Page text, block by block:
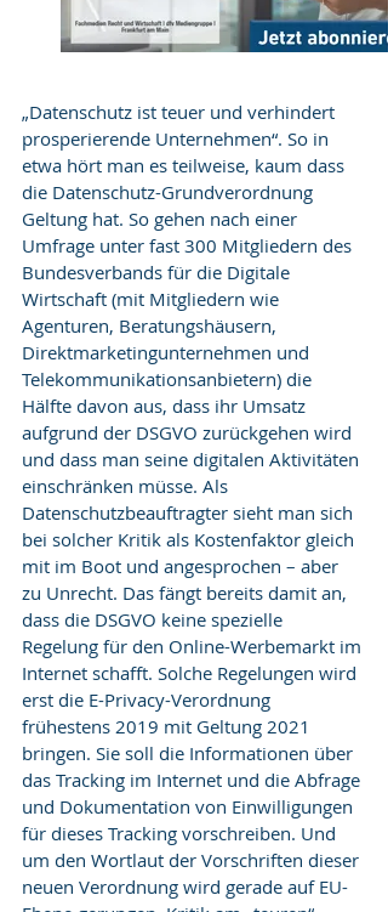
„Datenschutz ist teuer und verhindert
prosperierende Unternehmen“. So in
etwa hört man es teilweise, kaum dass
die Datenschutz-Grundverordnung
Geltung hat. So gehen nach einer
Umfrage unter fast 300 Mitgliedern des
Bundesverbands für die Digitale
Wirtschaft (mit Mitgliedern wie
Agenturen, Beratungshäusern,
Direktmarketingunternehmen und
Telekommunikationsanbietern) die
Hälfte davon aus, dass ihr Umsatz
aufgrund der DSGVO zurückgehen wird
und dass man seine digitalen Aktivitäten
einschränken müsse. Als
Datenschutzbeauftragter sieht man sich
bei solcher Kritik als Kostenfaktor gleich
mit im Boot und angesprochen – aber
zu Unrecht. Das fängt bereits damit an,
dass die DSGVO keine spezielle
Regelung für den Online-Werbemarkt im
Internet schafft. Solche Regelungen wird
erst die E-Privacy-Verordnung
frühestens 2019 mit Geltung 2021
bringen. Sie soll die Informationen über
das Tracking im Internet und die Abfrage
und Dokumentation von Einwilligungen
für dieses Tracking vorschreiben. Und
um den Wortlaut der Vorschriften dieser
neuen Verordnung wird gerade auf EU-